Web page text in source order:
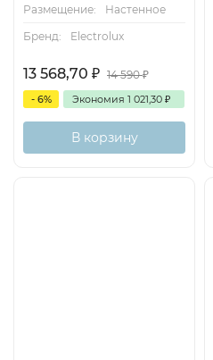
Размещение:
Настенное
Бренд:
Electrolux
13 568,70 ₽ 14 590₽
- 6% Экономия 1 021,30 ₽
В корзину